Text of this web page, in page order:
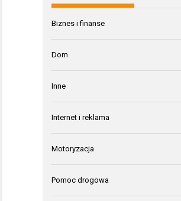
Biznes i finanse
Dom
Inne
Internet i reklama
Motoryzacja
Pomoc drogowa